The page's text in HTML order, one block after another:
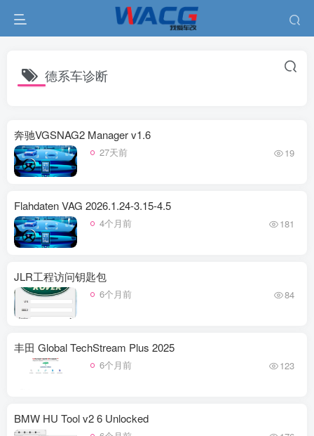
德系车诊断
奔驰VGSNAG2 Manager v1.6
27天前 19
Flahdaten VAG 2026.1.24-3.15-4.5
4个月前 181
JLR工程访问钥匙包
6个月前 84
丰田 Global TechStream Plus 2025
6个月前 123
BMW HU Tool v2 6 Unlocked